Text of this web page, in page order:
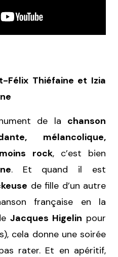
Félix Thiéfaine et Izia
de la chanson
mélancolique,
rock, c’est bien
. Et quand il est
de fille d’un autre
française en la
Jacques Higelin pour
cela donne une soirée
rater. Et en apéritif,